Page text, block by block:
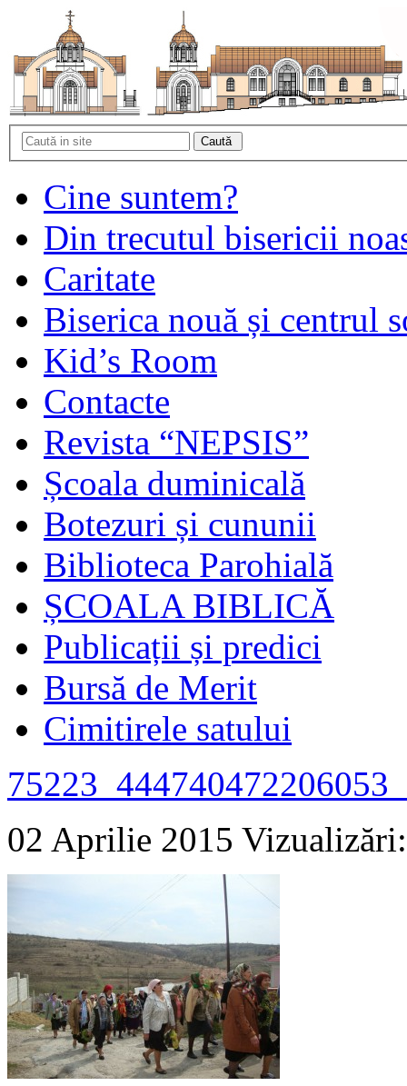
Cine suntem?
Din trecutul bisericii
Caritate
Biserica nouă și centrul
Kid’s Room
Contacte
Revista “NEPSIS”
Școala duminicală
Botezuri și cununii
Biblioteca Parohială
ȘCOALA BIBLICĂ
Publicații și predici
Bursă de Merit
Cimitirele satului
02 Aprilie 2015